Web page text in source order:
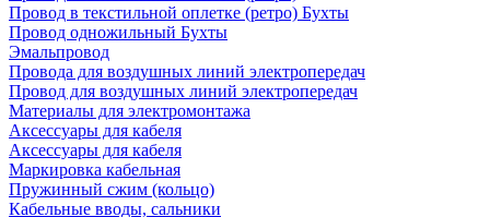
Провод в текстильной оплетке (ретро) Бухты
Провод одножильный Бухты
Эмальпровод
Провода для воздушных линий электропередач
Провод для воздушных линий электропередач
Материалы для электромонтажа
Аксессуары для кабеля
Аксессуары для кабеля
Маркировка кабельная
Пружинный сжим (кольцо)
Кабельные вводы, сальники